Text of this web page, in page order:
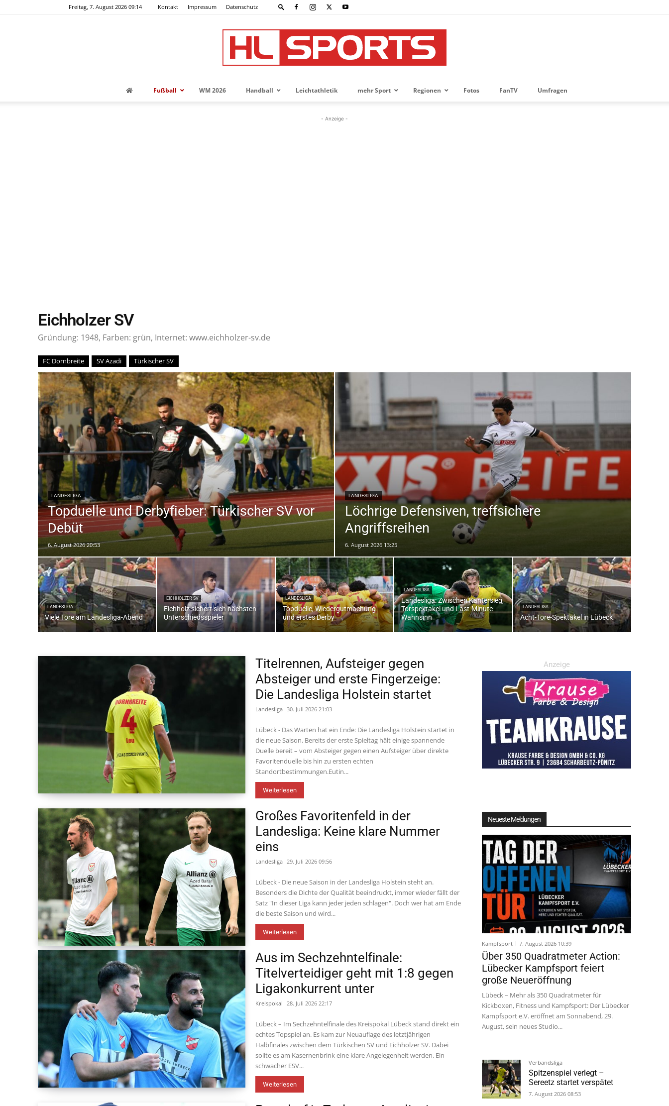
Freitag, 7. August 2026 09:14 Kontakt Impressum Datenschutz
die
Lübeck
Fußball WM 2026 Handball Leichtathletik mehr Sport Regionen Fotos FanTV Umfragen
- Anzeige -
Eichholzer SV
Gründung: 1948, Farben: grün, Internet: www.eichholzer-sv.de
FC Dornbreite SV Azadi Türkischer SV
LANDESLIGA
Topduelle und Derbyfieber: Türkischer SV vor
Debüt
6. August 2026 20:53
LANDESLIGA
Löchrige Defensiven, treffsichere
Angriffsreihen
6. August 2026 13:25
LANDESLIGA
Viele Tore am Landesliga-Abend
EICHHOLZER SV
Eichholz sichert sich nächsten
Unterschiedsspieler
LANDESLIGA
Topduelle, Wiedergutmachung
und erstes Derby
LANDESLIGA
Landesliga: Zwischen Kantersieg,
Torspektakel und Last-Minute-
Wahnsinn
LANDESLIGA
Acht-Tore-Spektakel in Lübeck
Titelrennen, Aufsteiger gegen
Absteiger und erste Fingerzeige:
Die Landesliga Holstein startet
Landesliga 30. Juli 2026 21:03
Lübeck - Das Warten hat ein Ende: Die Landesliga Holstein startet in
die neue Saison. Bereits der erste Spieltag hält einige spannende
Duelle bereit – vom Absteiger gegen einen Aufsteiger über direkte
Favoritenduelle bis hin zu ersten echten
Standortbestimmungen.Eutin...
Weiterlesen
Großes Favoritenfeld in der
Landesliga: Keine klare Nummer
eins
Landesliga 29. Juli 2026 09:56
Lübeck - Die neue Saison in der Landesliga Holstein steht an.
Besonders die Dichte der Qualität beeindruckt, immer wieder fällt der
Satz "In dieser Liga kann jeder jeden schlagen". Doch wer hat am Ende
die beste Saison und wird...
Weiterlesen
Aus im Sechzehntelfinale:
Titelverteidiger geht mit 1:8 gegen
Ligakonkurrent unter
Kreispokal 28. Juli 2026 22:17
Lübeck – Im Sechzehntelfinale des Kreispokal Lübeck stand direkt ein
echtes Topspiel an. Es kam zur Neuauflage des letztjährigen
Halbfinales zwischen dem Türkischen SV und Eichholzer SV. Dabei
sollte es am Kasernenbrink eine klare Angelegenheit werden. Ein
schwacher ESV...
Weiterlesen
Anzeige
Neueste Meldungen
Kampfsport 7. August 2026 10:39
Über 350 Quadratmeter Action:
Lübecker Kampfsport feiert
große Neueröffnung
Lübeck – Mehr als 350 Quadratmeter für
Kickboxen, Fitness und Kampfsport: Der Lübecker
Spitzenspiel verlegt –